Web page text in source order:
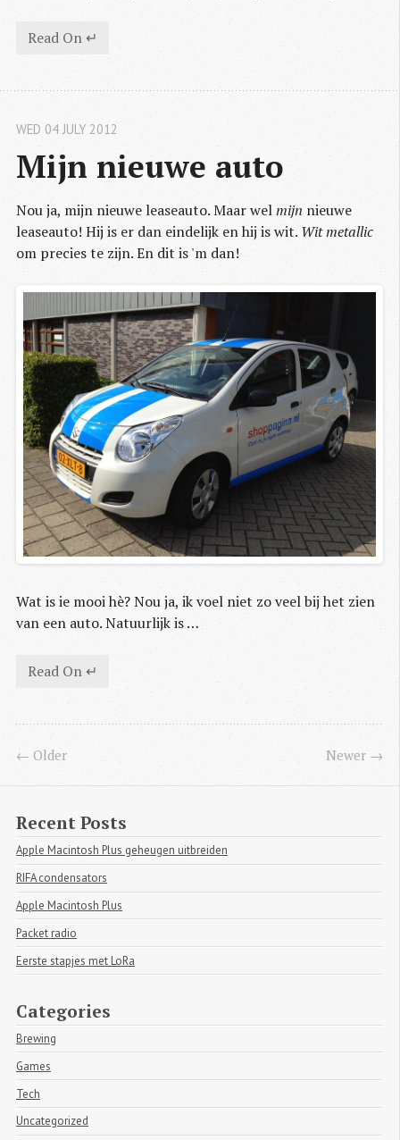
Read On ↵
Mijn nieuwe auto
WED 04 JULY 2012
Nou ja, mijn nieuwe leaseauto. Maar welmijn nieuwe
leaseauto! Hij is er dan eindelijk en hij is wit. Wit metallic
om precies te zijn. En dit is 'm dan!
Wat is ie mooi hè? Nou ja, ik voel niet zo veel bij het zien
van een auto. Natuurlijk is …
Read On ↵
← Older Newer →
Recent Posts
Apple Macintosh Plus geheugen uitbreiden
RIFA condensators
Apple Macintosh Plus
Packet radio
Eerste stapjes met LoRa
Categories
Brewing
Games
Tech
Uncategorized